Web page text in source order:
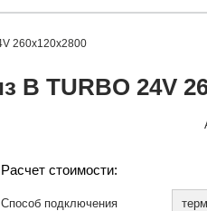
260х120х2800
TURBO 24V
Расчет стоимости:
Способ подключения